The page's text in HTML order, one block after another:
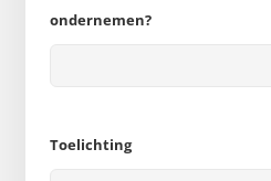
ondernemen?
Toelichting